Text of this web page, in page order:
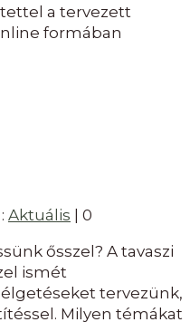
a tervezett
formában
Aktuális
0
ősszel? A tavaszi
ismét
tervezünk,
Milyen témákat